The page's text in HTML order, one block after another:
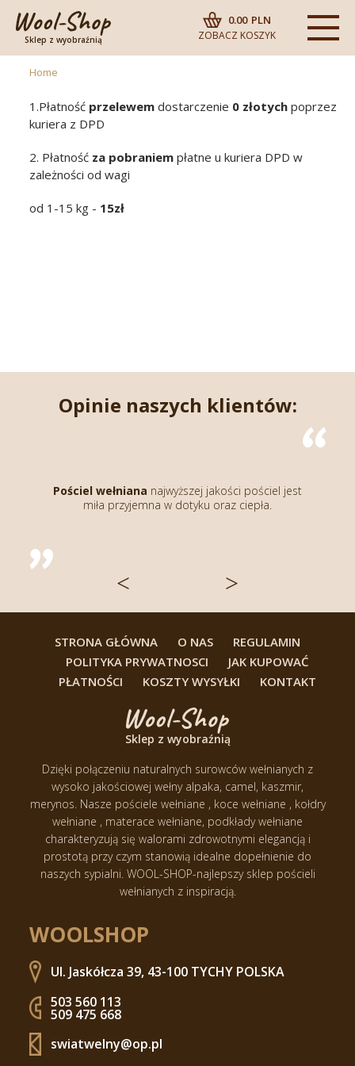
Sklep z wyobraźnią
0.00 PLN
ZOBACZ KOSZYK
Home
1.Płatność przelewemdostarczenie 0 złotychpoprzez
kuriera z DPD
2. Płatność za pobraniempłatne u kuriera DPD w
zależności od wagi
od 1-15 kg - 15zł
Opinie naszych klientów:
Pościel wełniana najwyższej jakości pościel jest
miła przyjemna w dotyku oraz ciepła.
< >
STRONA GŁÓWNA O NAS
REGULAMIN
POLITYKA PRYWATNOSCI
JAK KUPOWAĆ
PŁATNOŚCI
KOSZTY WYSYŁKI KONTAKT
Sklep z wyobraźnią
Dzięki połączeniu naturalnych surowców wełnianych z
wysoko jakościowej wełny alpaka, camel, kaszmir,
merynos. Nasze pościele wełniane , koce wełniane , kołdry
wełniane , materace wełniane, podkłady wełniane
charakteryzują się walorami zdrowotnymi elegancją i
prostotą przy czym stanowią idealne dopełnienie do
naszych sypialni. WOOL-SHOP-najlepszy sklep pościeli
wełnianych z inspiracją.
WOOLSHOP
Ul. Jaskółcza 39, 43-100 TYCHY POLSKA
503 560 113
509 475 668
swiatwelny@op.pl